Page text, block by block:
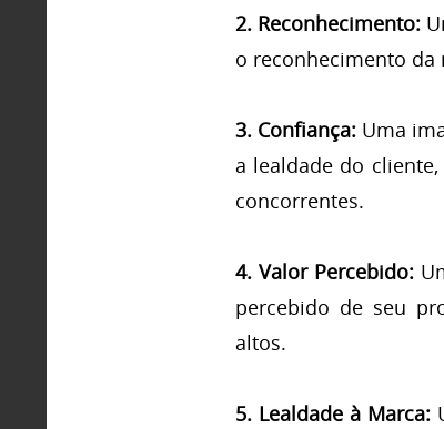
2. Reconhecimento:
o reconhecimento
3. Confiança:Uma
a lealdade do
concorrentes.
4. Valor Percebido:
percebido de seu
altos.
5. Lealdade à Marca: